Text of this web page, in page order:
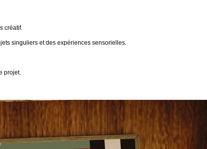
créatif.
singuliers et des expériences sensorielles.
projet.